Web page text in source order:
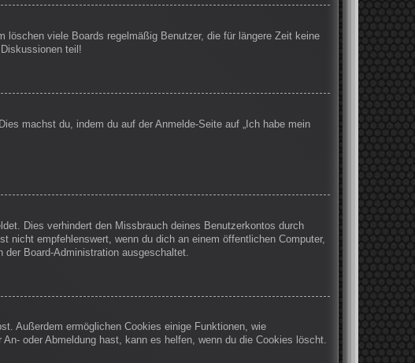
viele Boards regelmäßig Benutzer, die für längere Zeit keine
teil!
machst du, indem du auf der Anmelde-Seite auf „Ich habe mein
Dies verhindert den Missbrauch deines Benutzerkontos durch
nicht empfehlenswert, wenn du dich an einem öffentlichen Computer,
Board-Administration ausgeschaltet.
Außerdem ermöglichen Cookies einige Funktionen, wie
oder Abmeldung hast, kann es helfen, wenn du die Cookies löscht.